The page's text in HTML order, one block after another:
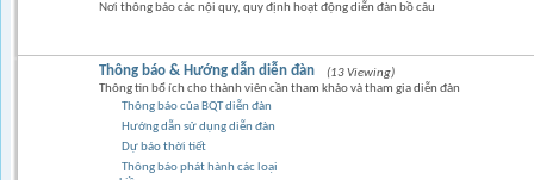
Nơi thông báo các nội quy, quy định hoạt động diễn đàn bồ câu
Thông báo & Hướng dẫn diễn đàn
(13 Viewing)
Thông tin bổ ích cho thành viên cần tham khảo và tham gia diễn đàn
Thông báo của BQT diễn đàn
Hướng dẫn sử dụng diễn đàn
Dự báo thời tiết
Thông báo phát hành các loại